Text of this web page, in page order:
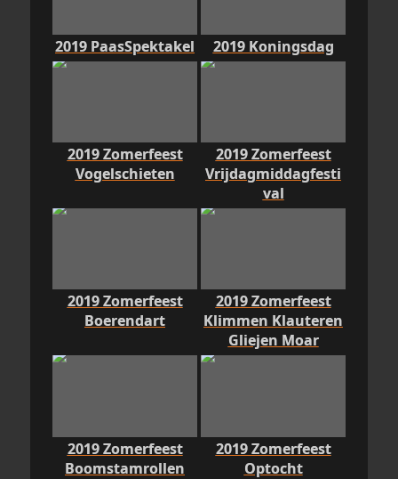
2019 PaasSpektakel 2019 Koningsdag
2019 Zomerfeest
Vogelschieten
2019 Zomerfeest
Vrijdagmiddagfesti
val
2019 Zomerfeest
Boerendart
2019 Zomerfeest
Klimmen Klauteren
Gliejen Moar
2019 Zomerfeest
Boomstamrollen
2019 Zomerfeest
Optocht